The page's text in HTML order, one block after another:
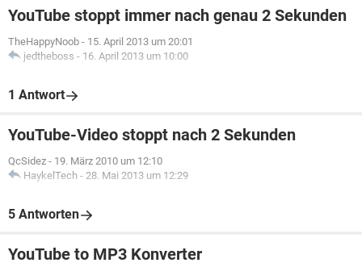
YouTube stoppt immer nach genau 2 Sekunden
TheHappyNoob - 15. April 2013 um 20:01
jedtheboss - 16. April 2013 um 10:00
1 Antwort
YouTube-Video stoppt nach 2 Sekunden
QcSidez - 19. März 2010 um 12:10
HaykelTech - 28. Mai 2013 um 12:29
5 Antworten
YouTube to MP3 Konverter